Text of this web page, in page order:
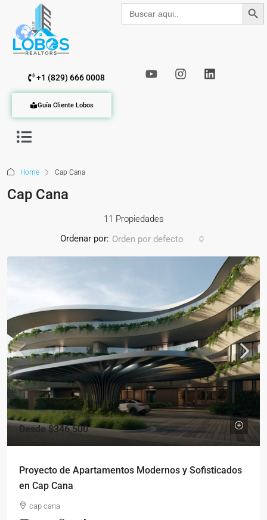
Buscar: Botón de
+1 (829) 666 0008
Guía Cliente Lobos
Home Cap Cana
Cap Cana
11 Propiedades
Ordenar por: Orden por defecto
Desde$346,500
Proyecto de Apartamentos Modernos y Sofisticados
en Cap Cana
cap cana